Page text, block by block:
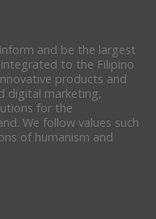
and be the largest
to the Filipino
products and
digital marketing,
for the
We follow values such
of humanism and